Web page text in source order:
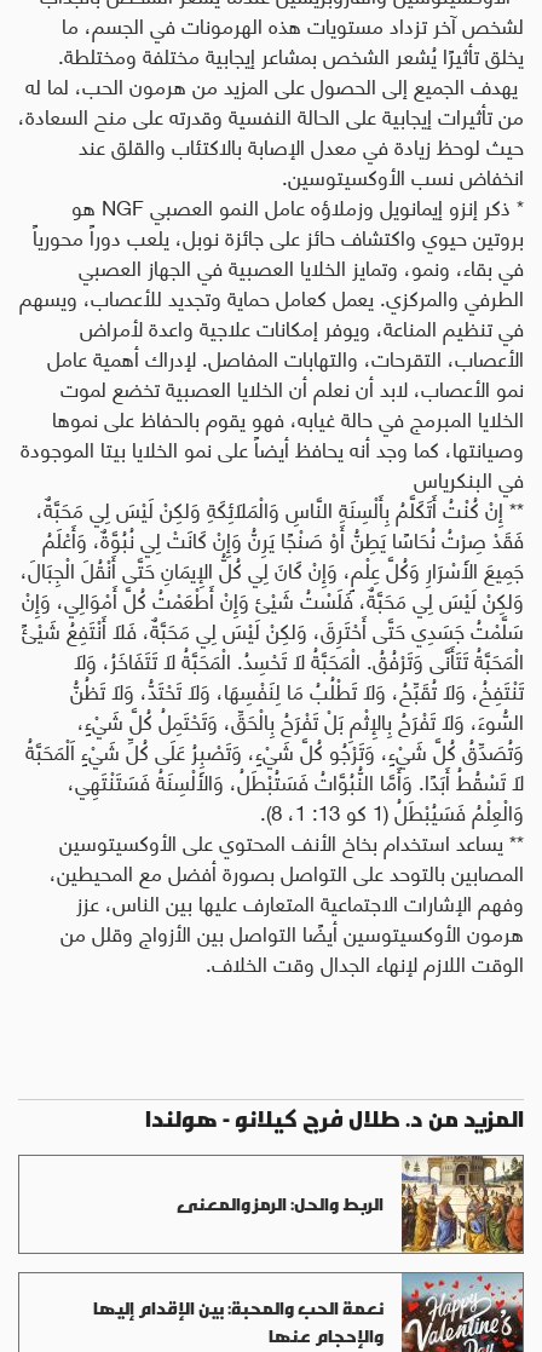
لشخص آخر تزداد مستويات هذه الهرمونات في الجسم، ما
يخلق تأثيرًا يُشعر الشخص بمشاعر إيجابية مختلفة ومختلطة.
يهدف الجميع إلى الحصول على المزيد من هرمون الحب، لما له
من تأثيرات إيجابية على الحالة النفسية وقدرته على منح السعادة،
حيث لوحظ زيادة في معدل الإصابة بالاكتئاب والقلق عند
انخفاض نسب الأوكسيتوسين.
* ذكر إنزو إيمانويل وزملاؤه عامل النمو العصبيNGF هو
بروتين حيوي واكتشاف حائز على جائزة نوبل، يلعب دوراً محورياً
في بقاء، ونمو، وتمايز الخلايا العصبية في الجهاز العصبي
الطرفي والمركزي. يعمل كعامل حماية وتجديد للأعصاب، ويسهم
في تنظيم المناعة، ويوفر إمكانات علاجية واعدة لأمراض
الأعصاب، التقرحات، والتهابات المفاصل. لإدراك أهمية عامل
نمو الأعصاب، لابد أن نعلم أن الخلايا العصبية تخضع لموت
الخلايا المبرمج في حالة غيابه، فهو يقوم بالحفاظ على نموها
وصيانتها، كما وجد أنه يحافظ أيضاً على نمو الخلايا بيتا الموجودة
في البنكرياس
** إِنْ كُنْتُ أَتَكَلَّمُ بِأَلْسِنَةِ النَّاسِ وَالْمَلاَئِكَةِ وَلكِنْ لَيْسَ لِي مَحَبَّةٌ،
فَقَدْ صِرْتُ نُحَاسًا يَطِنُّ أَوْ صَنْجًا يَرِنُّ وَإِنْ كَانَتْ لِي نُبُوَّةٌ، وَأَعْلَمُ
جَمِيعَ الأَسْرَارِ وَكُلَّ عِلْمٍ، وَإِنْ كَانَ لِي كُلُّ الإِيمَانِ حَتَّى أَنْقُلَ الْجِبَالَ،
وَلكِنْ لَيْسَ لِي مَحَبَّةٌ، فَلَسْتُ شَيْئ وَإِنْ أَطْعَمْتُ كُلَّ أَمْوَالِي، وَإِنْ
سَلَّمْتُ جَسَدِي حَتَّى أَحْتَرِقَ، وَلكِنْ لَيْسَ لِي مَحَبَّةٌ، فَلاَ أَنْتَفِعُ شَيْئً
الْمَحَبَّةُ تَتَأَنَّى وَتَرْفُقُ. الْمَحَبَّةُ لاَ تَحْسِدُ. الْمَحَبَّةُ لاَ تَتَفَاخَرُ، وَلاَ
تَنْتَفِخُ، وَلاَ تُقَبِّحُ، وَلاَ تَطْلُبُ مَا لِنَفْسِهَا، وَلاَ تَحْتَدُّ، وَلاَ تَظُنُّ
السُّوءَ، وَلاَ تَفْرَحُ بِالإِثْمِ بَلْ تَفْرَحُ بِالْحَقِّ، وَتَحْتَمِلُ كُلَّ شَيْءٍ،
وَتُصَدِّقُ كُلَّ شَيْءٍ، وَتَرْجُو كُلَّ شَيْءٍ، وَتَصْبِرُ عَلَى كُلِّ شَيْءٍ اَلْمَحَبَّةُ
لاَ تَسْقُطُ أَبَدًا. وَأَمَّا النُّبُوَّاتُ فَسَتُبْطَلُ، وَالأَلْسِنَةُ فَسَتَنْتَهِي،
وَالْعِلْمُ فَسَيُبْطَلُ (1 كو 13: 1، 8).
** يساعد استخدام بخاخ الأنف المحتوي على الأوكسيتوسين
المصابين بالتوحد على التواصل بصورة أفضل مع المحيطين،
وفهم الإشارات الاجتماعية المتعارف عليها بين الناس، عزز
هرمون الأوكسيتوسين أيضًا التواصل بين الأزواج وقلل من
الوقت اللازم لإنهاء الجدال وقت الخلاف.
المزيد من د. طلال فرج كيلانو - هولندا
الربط والحل: الرمز والمعنى
نعمة الحب والمحبة: بين الإقدام إليها
والإحجام عنها